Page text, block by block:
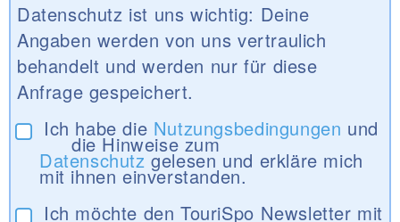
Datenschutz ist uns wichtig: Deine
Angaben werden von uns vertraulich
behandelt und werden nur für diese
Anfrage gespeichert.
Ich habe die Nutzungsbedingungen und
die Hinweise zum
Datenschutzgelesen und erkläre mich
mit ihnen einverstanden.
Ich möchte den TouriSpo Newsletter mit